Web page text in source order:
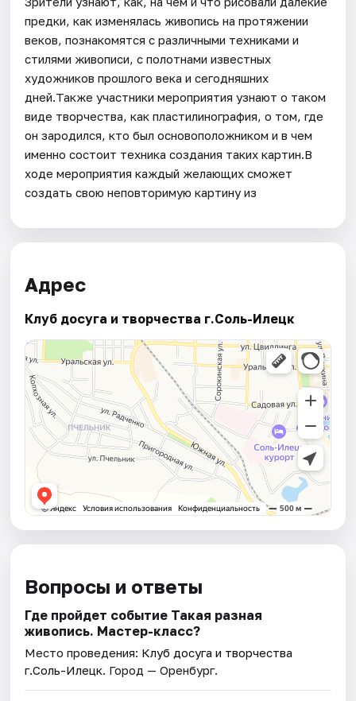
предки, как изменялась живопись на протяжении
веков, познакомятся с различными техниками и
стилями живописи, с полотнами известных
художников прошлого века и сегодняшних
дней.Также участники мероприятия узнают о таком
виде творчества, как пластилинография, о том, где
он зародился, кто был основоположником и в чем
именно состоит техника создания таких картин.В
ходе мероприятия каждый желающих сможет
создать свою неповторимую картину из
Адрес
Клуб досуга и творчества г.Соль-Илецк
Вопросы и ответы
Где пройдет событие Такая разная
живопись. Мастер-класс?
Место проведения: Клуб досуга и творчества
г.Соль-Илецк. Город — Оренбург.